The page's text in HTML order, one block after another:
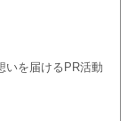
いを届けるPR活動